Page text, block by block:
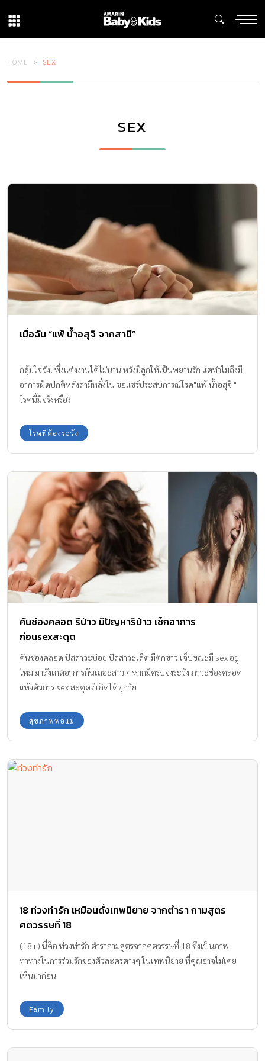
HOME SEX
SEX
เมื่อฉัน “แพ้ น้ำอสุจิ จากสามี”
กลุ้มใจจัง! พึ่งแต่งงานได้ไม่นาน หวังมีลูกให้เป็นพยานรัก แต่ทำไมถึงมี
อาการผิดปกติหลังสามีหลั่งใน ขอแชร์ประสบการณ์โรค"แพ้ น้ำอสุจิ "
โรคนี้มีจริงหรือ?
โรคที่ต้องระวัง
คันช่องคลอด รึป่าว มีปัญหารึป่าว เช็กอาการ
ก่อนsexสะดุด
คันช่องคลอด ปัสสาวะบ่อย ปัสสาวะเล็ด มีตกขาว เจ็บขณะมี sex อยู่
ไหม มาสังเกตอาการกันเถอะสาว ๆ หากมีครบจงระวัง ภาวะช่องคลอด
แห้งตัวการ sex สะดุดที่เกิดได้ทุกวัย
สุขภาพพ่อแม่
18 ท่วงท่ารัก เหมือนดั่งเทพนิยาย จากตำรา กามสูตร
ศตวรรษที่ 18
(18+) นี่คือ ท่วงท่ารัก ตำรากามสูตรจากศตวรรษที่ 18 ซึ่งเป็นภาพ
ท่าทางในการร่วมรักของตัวละครต่างๆ ในเทพนิยาย ที่คุณอาจไม่เคย
เห็นมาก่อน
Family